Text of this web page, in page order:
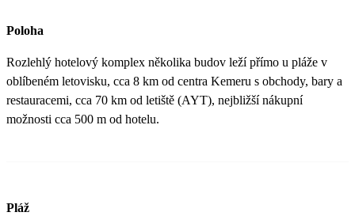
Poloha
Rozlehlý hotelový komplex několika budov leží přímo u pláže v
oblíbeném letovisku, cca 8 km od centra Kemeru s obchody, bary a
restauracemi, cca 70 km od letiště (AYT), nejbližší nákupní
možnosti cca 500 m od hotelu.
Pláž